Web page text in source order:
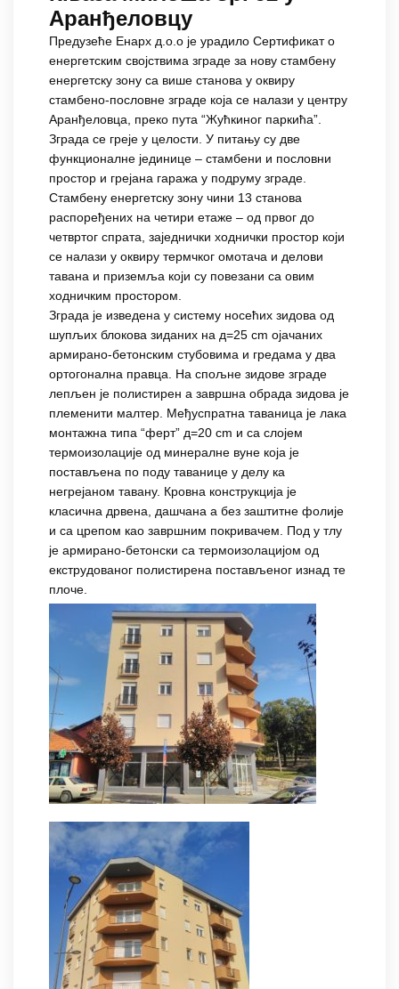
Аранђеловцу
Предузеће Енарх д.о.о је урадило Сертификат о
енергетским својствима зграде за нову стамбену
енергетску зону са више станова у оквиру
стамбено-пословне зграде која се налази у центру
Аранђеловца, преко пута “Жућкиног паркића”.
Зграда се греје у целости. У питању су две
функционалне јединице – стамбени и пословни
простор и грејана гаража у подруму зграде.
Стамбену енергетску зону чини 13 станова
распоређених на четири етаже – од првог до
четвртог спрата, заједнички ходнички простор који
се налази у оквиру термчког омотача и делови
тавана и приземља који су повезани са овим
ходничким простором.
Зграда је изведена у систему носећих зидова од
шупљих блокова зиданих на д=25 cm ојачаних
армирано-бетонским стубовима и гредама у два
ортогонална правца. На спољне зидове зграде
лепљен је полистирен а завршна обрада зидова је
племенити малтер. Међуспратна таваница је лака
монтажна типа “ферт” д=20 cm и са слојем
термоизолације од минералне вуне која је
постављена по поду таванице у делу ка
негрејаном тавану. Кровна конструкција је
класична дрвена, дашчана а без заштитне фолије
и са црепом као завршним покривачем. Под у тлу
је армирано-бетонски са термоизолацијом од
екструдованог полистирена постављеног изнад те
плоче.